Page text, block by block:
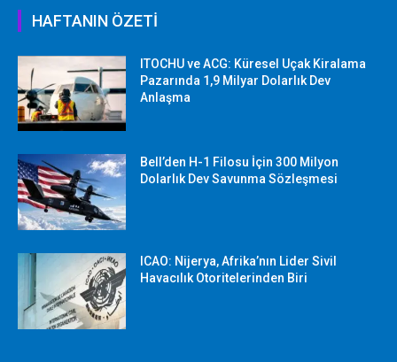
HAFTANIN ÖZETİ
ITOCHU ve ACG: Küresel Uçak Kiralama
Pazarında 1,9 Milyar Dolarlık Dev
Anlaşma
Bell’den H-1 Filosu İçin 300 Milyon
Dolarlık Dev Savunma Sözleşmesi
ICAO: Nijerya, Afrika’nın Lider Sivil
Havacılık Otoritelerinden Biri